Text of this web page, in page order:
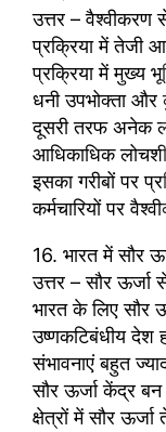
उत्तर – वैश्वीकरण
प्रक्रिया में तेजी
प्रक्रिया में मुख्य
धनी उपभोक्ता और
दूसरी तरफ अनेक
आधिकाधिक
इसका गरीबों पर
कर्मचारियों पर
16. भारत में सौर
उत्तर – सौर ऊर्जा
भारत के लिए सौर
उष्णकटिबंधीय देश
संभावनाएं बहुत
सौर ऊर्जा केंद्र
क्षेत्रों में सौर